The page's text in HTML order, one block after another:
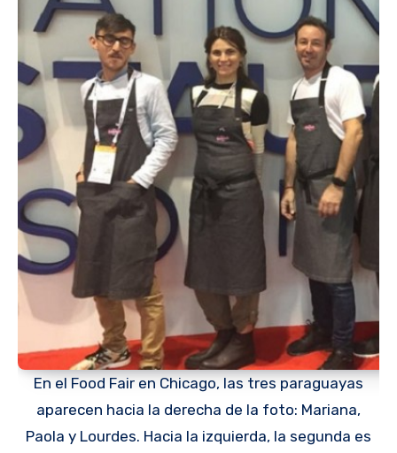
En el Food Fair en Chicago, las tres paraguayas
aparecen hacia la derecha de la foto: Mariana,
Paola y Lourdes. Hacia la izquierda, la segunda es